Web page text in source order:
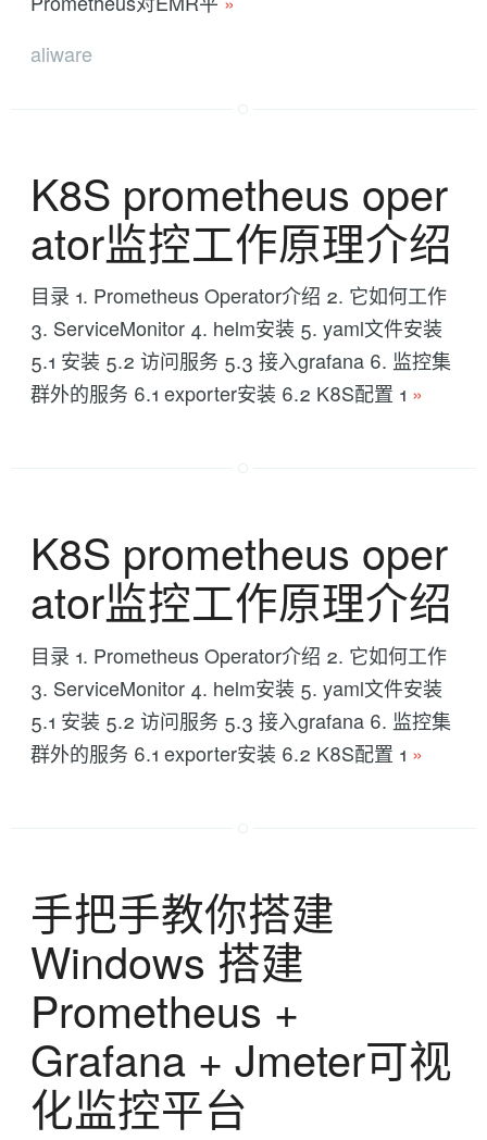
aliware
K8S prometheus oper
ator监控工作原理介绍
目录 1. Prometheus Operator介绍 2. 它如何工作
3. ServiceMonitor 4. helm安装 5. yaml文件安装
5.1 安装 5.2 访问服务 5.3 接入grafana 6. 监控集
群外的服务 6.1 exporter安装 6.2 K8S配置 1 »
K8S prometheus oper
ator监控工作原理介绍
目录 1. Prometheus Operator介绍 2. 它如何工作
3. ServiceMonitor 4. helm安装 5. yaml文件安装
5.1 安装 5.2 访问服务 5.3 接入grafana 6. 监控集
群外的服务 6.1 exporter安装 6.2 K8S配置 1 »
手把手教你搭建
Windows 搭建
Prometheus +
Grafana + Jmeter可视
化监控平台